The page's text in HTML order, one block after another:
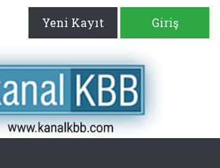
Yeni Kayıt Giriş